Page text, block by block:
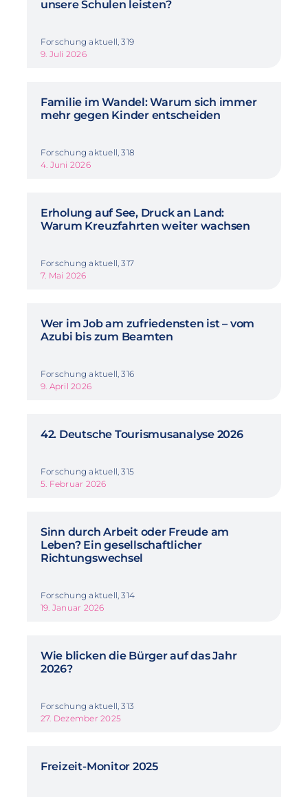
unsere Schulen leisten?
Forschung aktuell, 319
9. Juli 2026
Familie im Wandel: Warum sich immer
mehr gegen Kinder entscheiden
Forschung aktuell, 318
4. Juni 2026
Erholung auf See, Druck an Land:
Warum Kreuzfahrten weiter wachsen
Forschung aktuell, 317
7. Mai 2026
Wer im Job am zufriedensten ist – vom
Azubi bis zum Beamten
Forschung aktuell, 316
9. April 2026
42. Deutsche Tourismusanalyse 2026
Forschung aktuell, 315
5. Februar 2026
Sinn durch Arbeit oder Freude am
Leben? Ein gesellschaftlicher
Richtungswechsel
Forschung aktuell, 314
19. Januar 2026
Wie blicken die Bürger auf das Jahr
2026?
Forschung aktuell, 313
27. Dezember 2025
Freizeit-Monitor 2025